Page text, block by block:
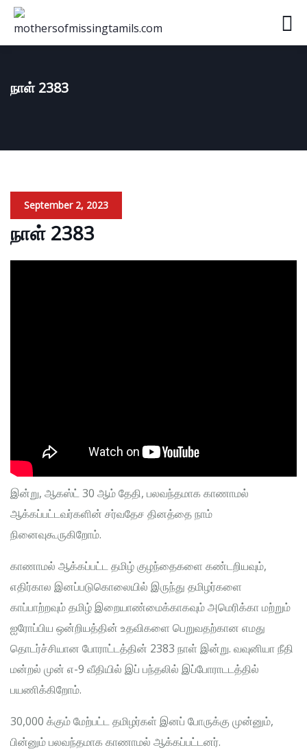
நாள் 2383
September 2, 2023
நாள் 2383
இன்று, ஆகஸ்ட் 30 ஆம் தேதி, பலவந்தமாக காணாமல்
ஆக்கப்பட்டவர்களின் சர்வதேச தினத்தை நாம்
நினைவுகூருகிறோம்.
காணாமல் ஆக்கப்பட்ட தமிழ் குழந்தைகளை கண்டறியவும்,
எதிர்கால இனப்படுகொலையில் இருந்து தமிழர்களை
காப்பாற்றவும் தமிழ் இறையாண்மைக்காகவும் அமெரிக்கா மற்றும்
ஐரோப்பிய ஒன்றியத்தின் உதவிகளை பெறுவதற்கான எமது
தொடர்ச்சியான போராட்டத்தின் 2383 நாள் இன்று. வவுனியா நீதி
மன்றல் முன் எ-9 வீதியில் இப் பந்தலில் இப்போராடடத்தில்
பயணிக்கிறோம்.
30,000 க்கும் மேற்பட்ட தமிழர்கள் இனப் போருக்கு முன்னும்,
பின்னும் பலவந்தமாக காணாமல் ஆக்கப்பட்டனர்.